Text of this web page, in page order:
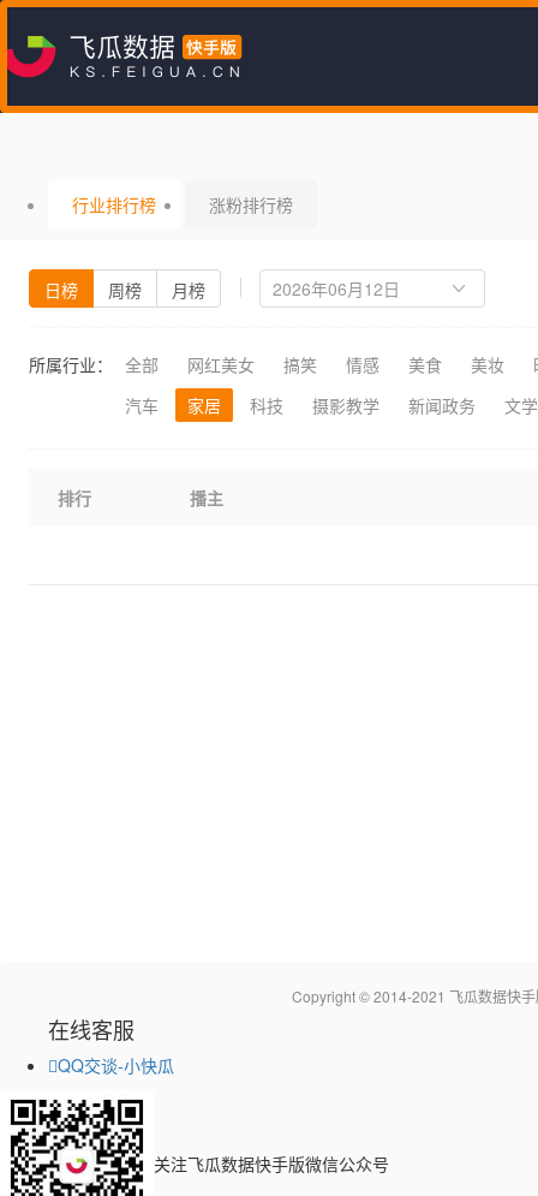
行业排行榜 涨粉排行榜
日榜 周榜 月榜
所属行业： 全部 网红美女 搞笑 情感 美食 美妆
汽车
家居 科技 摄影教学 新闻政务 文
排行 播主
Copyright © 2014-2021 飞瓜数据快
在线客服
QQ交谈-小快瓜
关注飞瓜数据快手版微信公众号